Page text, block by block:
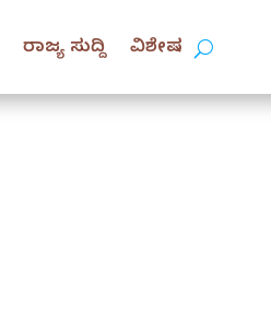
ರಾಜ್ಯ ಸುದ್ದಿ ವಿಶೇಷ